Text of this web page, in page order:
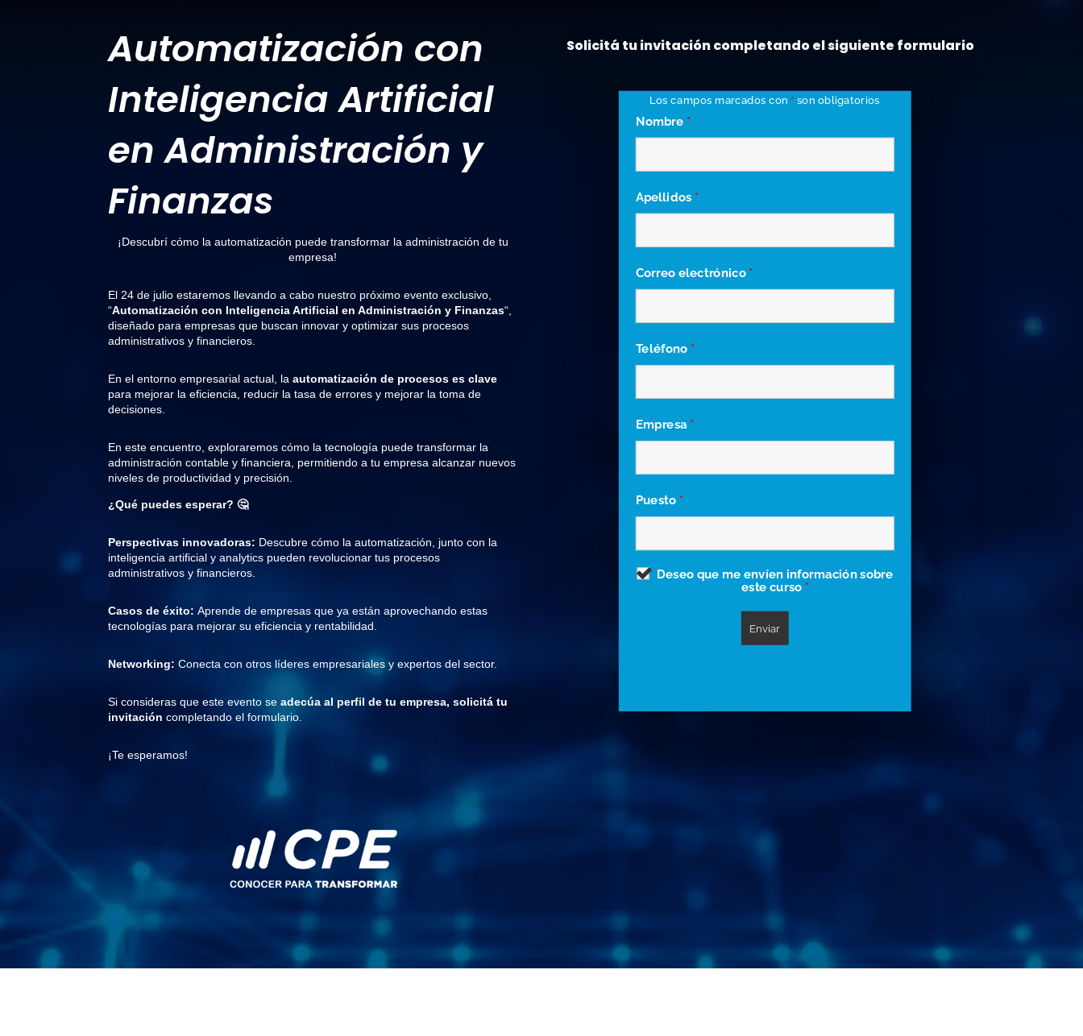
Automatización con
Inteligencia Artificial
en Administración y
Finanzas
¡Descubrí cómo la automatización puede transformar la administración de tu
empresa!
El 24 de julio estaremos llevando a cabo nuestro próximo evento exclusivo,
“Automatización con Inteligencia Artificial en Administración y Finanzas“,
diseñado para empresas que buscan innovar y optimizar sus procesos
administrativos y financieros.
En el entorno empresarial actual, laautomatización de procesos es clave
para mejorar la eficiencia, reducir la tasa de errores y mejorar la toma de
decisiones.
En este encuentro, exploraremos cómo la tecnología puede transformar la
administración contable y financiera, permitiendo a tu empresa alcanzar nuevos
niveles de productividad y precisión.
¿Qué puedes esperar? 🤔
Perspectivas innovadoras: Descubre cómo la automatización, junto con la
inteligencia artificial y analytics pueden revolucionar tus procesos
administrativos y financieros.
Casos de éxito:Aprende de empresas que ya están aprovechando estas
tecnologías para mejorar su eficiencia y rentabilidad.
Networking: Conecta con otros líderes empresariales y expertos del sector.
Si consideras que este evento se adecúa al perfil de tu empresa, solicitá tu
invitación completando el formulario.
¡Te esperamos!
Solicitá tu invitación completando el siguiente formulario
Los campos marcados con *son obligatorios
Nombre *
Apellidos *
Correo electrónico *
Teléfono *
Empresa *
Puesto *
Deseo que me envíen información sobre
este curso *